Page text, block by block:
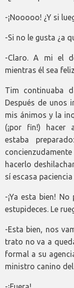
-¡Nooooo! ¿Y si
-Si no le gusta ¿a
-Claro. A mi el
mientras él sea
Tim continuaba
Después de unos
mis ánimos y la
(¡por fin!) hacer
estaba
hacerlo
sí escasa
-¡Ya esta bien!
estupideces. Le
-Esta bien, nos
trato no va a
formal a su
ministro canino